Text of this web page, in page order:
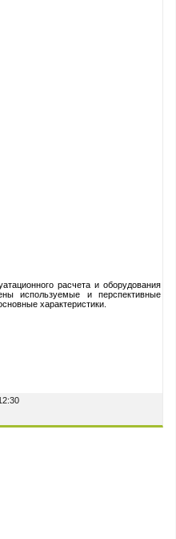
расчета и оборудования
используемые и перспективные
характеристики.